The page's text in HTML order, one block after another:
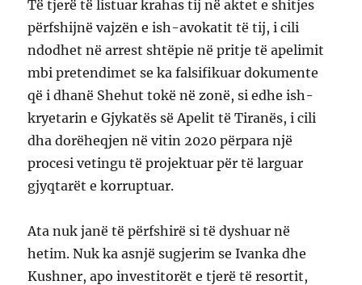
Të tjerë të listuar krahas tij në aktet e shitjes
përfshijnë vajzën e ish-avokatit të tij, i cili
ndodhet në arrest shtëpie në pritje të apelimit
mbi pretendimet se ka falsifikuar dokumente
që i dhanë Shehut tokë në zonë, si edhe ish-
kryetarin e Gjykatës së Apelit të Tiranës, i cili
dha dorëheqjen në vitin 2020 përpara një
procesi vetingu të projektuar për të larguar
gjyqtarët e korruptuar.
Ata nuk janë të përfshirë si të dyshuar në
hetim. Nuk ka asnjë sugjerim se Ivanka dhe
Kushner, apo investitorët e tjerë të resortit,